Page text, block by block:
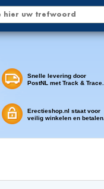
Snelle levering door
PostNL met Track & Trace.
Erectieshop.nl staat voor
veilig winkelen en betalen.